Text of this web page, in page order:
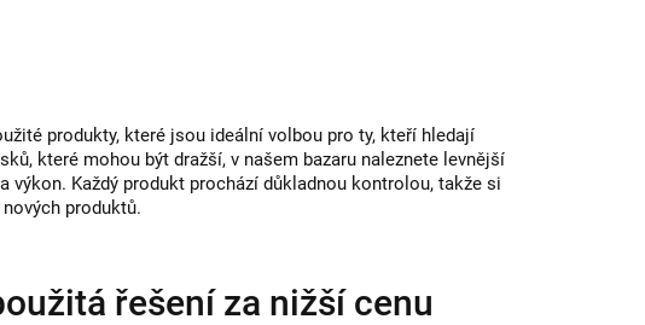
d
a
c
r
produkty, které jsou ideální volbou pro ty, kteří hledají
které mohou být dražší, v našem bazaru naleznete levnější
výkon. Každý produkt prochází důkladnou kontrolou, takže si
produktů.
řešení za nižší cenu